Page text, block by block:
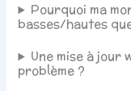
Pourquoi ma
basses/hautes
Une mise à jour
problème ?